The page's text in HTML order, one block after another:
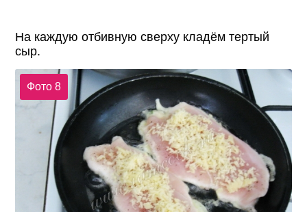
На каждую отбивную сверху кладём тертый
сыр.
Фото 8